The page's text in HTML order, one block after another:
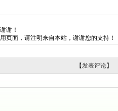
谢！
页面，请注明来自本站，谢谢您的支持！
【发表评论】